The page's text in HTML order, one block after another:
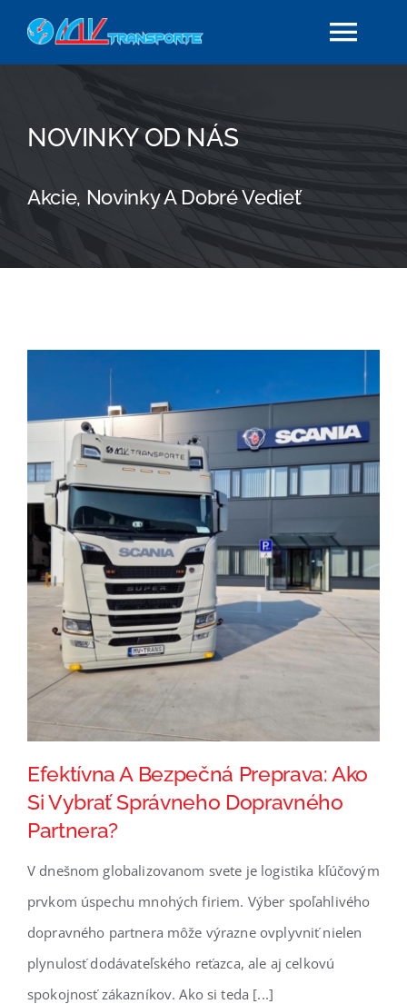
O nás
Vozový park
Novinky
NOVINKY OD NÁS
Akcie, Novinky A Dobré Vedieť
Efektívna A Bezpečná Preprava: Ako
Si Vybrať Správneho Dopravného
Partnera?
V dnešnom globalizovanom svete je logistika kľúčovým
prvkom úspechu mnohých firiem. Výber spoľahlivého
dopravného partnera môže výrazne ovplyvniť nielen
plynulosť dodávateľského reťazca, ale aj celkovú
spokojnosť zákazníkov. Ako si teda [...]